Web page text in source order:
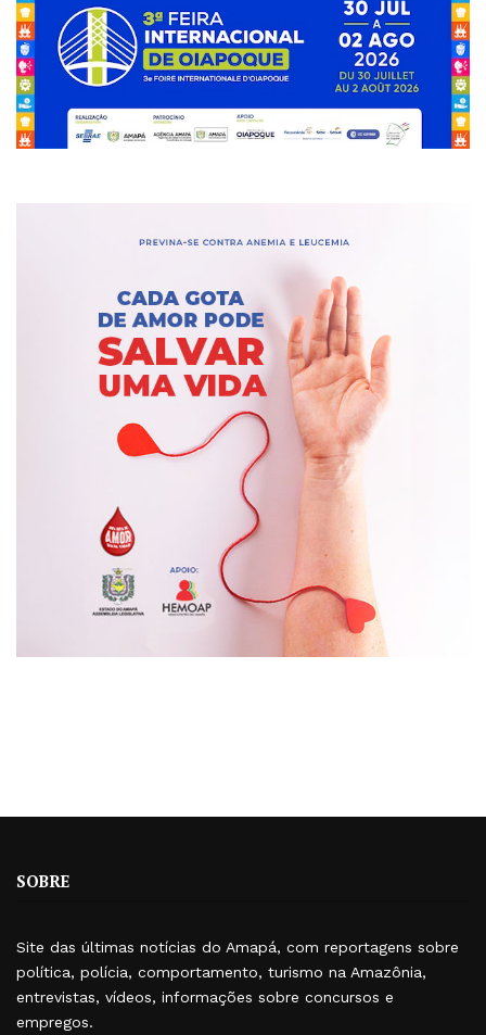
SOBRE
Site das últimas notícias do Amapá, com reportagens sobre
política, polícia, comportamento, turismo na Amazônia,
entrevistas, vídeos, informações sobre concursos e
empregos.